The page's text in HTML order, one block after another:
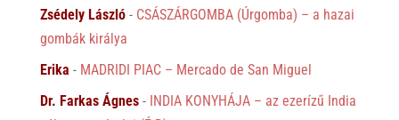
Zsédely László- CSÁSZÁRGOMBA (Úrgomba) – a hazai
gombák királya
Erika - MADRIDI PIAC – Mercado de San Miguel
Dr. Farkas Ágnes- INDIA KONYHÁJA – az ezerízű India